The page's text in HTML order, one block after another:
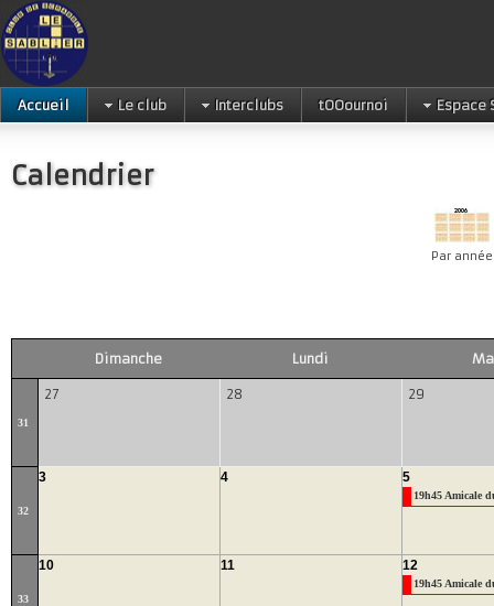
Accueil Le club Interclubs tOOournoi Espace
Calendrier
Par année
Dimanche Lundi
31
27 28 29
32
3 4 5
19h45 Amicale
33
10 11 12
19h45 Amicale